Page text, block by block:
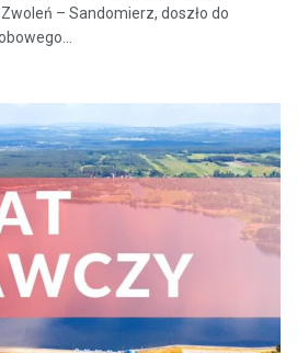
– Sandomierz, doszło do